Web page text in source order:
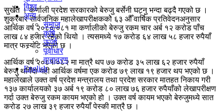
विश्व
अन्य
समाज
कृषि
ऊर्जा
पूर्वाधार
वातावरण
English
सुर्खेत । कर्णाली प्रदेश सरकारको बेरुजु बर्सेनी घट्नु भन्दा बढ्दै गएको छ ।
शुक्रबार सार्वजनिक महालेखापरीक्षककोे ६३ औँ वार्षिक प्रतिवेदनअनुसार
आर्थिक वर्ष २०८०/०८१ मा कर्णालीको बेरुजु रकम चार अर्ब १२ करोड पाँच
लाख ८४ हजार रहेको थियो । त्यसमध्ये १७ करोड ६४ लाख ५८ हजार रुपैयाँ
मात्र फस्र्योट भएको छ ।
आर्थिक वर्ष २०८१/०८२ मा मात्रै थप ७७ करोड ३५ लाख ६२ हजार रुपैयाँ
बेरुजु थपिँदा यही आर्थिक वर्षमा एक करोड ७९ लाख १९ हजार थप भएको छ ।
महालेखाले उक्त वर्ष प्रदेश मन्त्रालय तथा प्रदेश सरकार मातहत निकाय गरी
१३७ कार्यालयको ३७ अर्ब १९ करोड ८० लाख ७६ हजार रुपैयाँको लेखापरीक्षण
गर्दा उक्त बेरुजु रकम कायम भएको हो । उक्त वर्ष कायम भएको बेरुजुमध्ये सात
करोड २७ लाख ३९ हजार रुपैयाँ पेस्की मात्रै छ ।